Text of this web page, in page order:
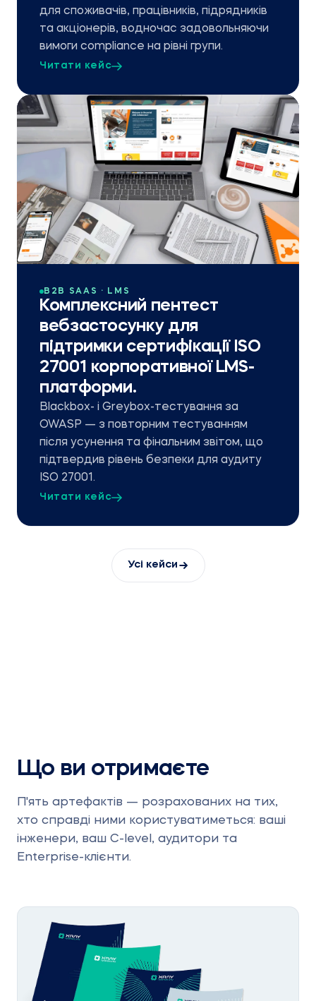
для споживачів, працівників, підрядників
та акціонерів, водночас задовольняючи
вимоги compliance на рівні групи.
Читати кейс
B2B SAAS · LMS
Комплексний пентест
вебзастосунку для
підтримки сертифікації ISO
27001 корпоративної LMS-
платформи.
Blackbox- і Greybox-тестування за
OWASP — з повторним тестуванням
після усунення та фінальним звітом, що
підтвердив рівень безпеки для аудиту
ISO 27001.
Читати кейс
Усі кейси
Що ви отримаєте
П'ять артефактів — розрахованих на тих,
хто справді ними користуватиметься: ваші
інженери, ваш C-level, аудитори та
Enterprise-клієнти.